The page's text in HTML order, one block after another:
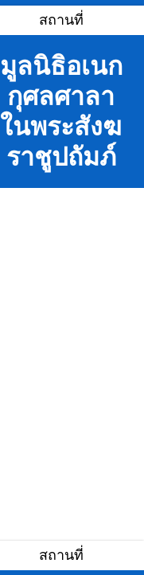
สถานที่
มูลนิธิอเนก
กุศลศาลา
ในพระสังฆ
ราชูปถัมภ์
สถานที่